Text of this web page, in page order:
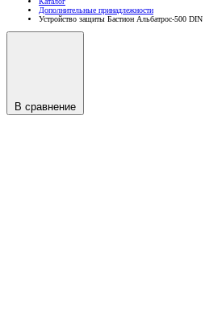
Дополнительные принадлежности
Устройство защиты Бастион Альбатрос-500 DIN
В сравнение